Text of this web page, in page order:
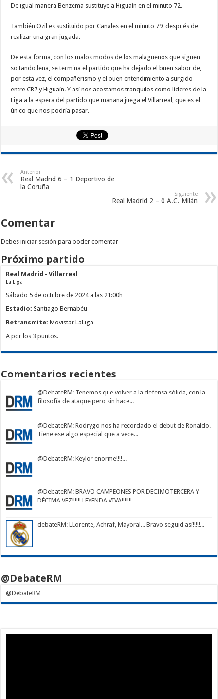
De igual manera Benzema sustituye a Higuaín en el minuto 72.
También Özil es sustituido por Canales en el minuto 79, después de
realizar una gran jugada.
De esta forma, con los malos modos de los malagueños que siguen
soltando leña, se termina el partido que ha dejado el buen sabor de,
por esta vez, el compañerismo y el buen entendimiento a surgido
entre CR7 y Higuaín. Y así nos acostamos tranquilos como líderes de la
Liga a la espera del partido que mañana juega el Villarreal, que es el
único que nos podría pasar.
Anterior
Real Madrid 6 – 1 Deportivo de
la Coruña
Siguiente
Real Madrid 2 – 0 A.C. Milán
Comentar
Debesiniciar sesión para poder comentar
Próximo partido
Real Madrid - Villarreal
La Liga
Sábado 5 de octubre de 2024 a las 21:00h
Estadio: Santiago Bernabéu
Retransmite: Movistar LaLiga
A por los 3 puntos.
Comentarios recientes
@DebateRM: Tenemos que volver a la defensa sólida, con la
filosofía de ataque pero sin hace...
@DebateRM: Rodrygo nos ha recordado el debut de Ronaldo.
Tiene ese algo especial que a vece...
@DebateRM: Keylor enorme!!!!...
@DebateRM: BRAVO CAMPEONES POR DECIMOTERCERA Y
DÉCIMA VEZ!!!!!! LEYENDA VIVA!!!!!!!...
debateRM: LLorente, Achraf, Mayoral... Bravo seguid así!!!!!...
@DebateRM
@DebateRM